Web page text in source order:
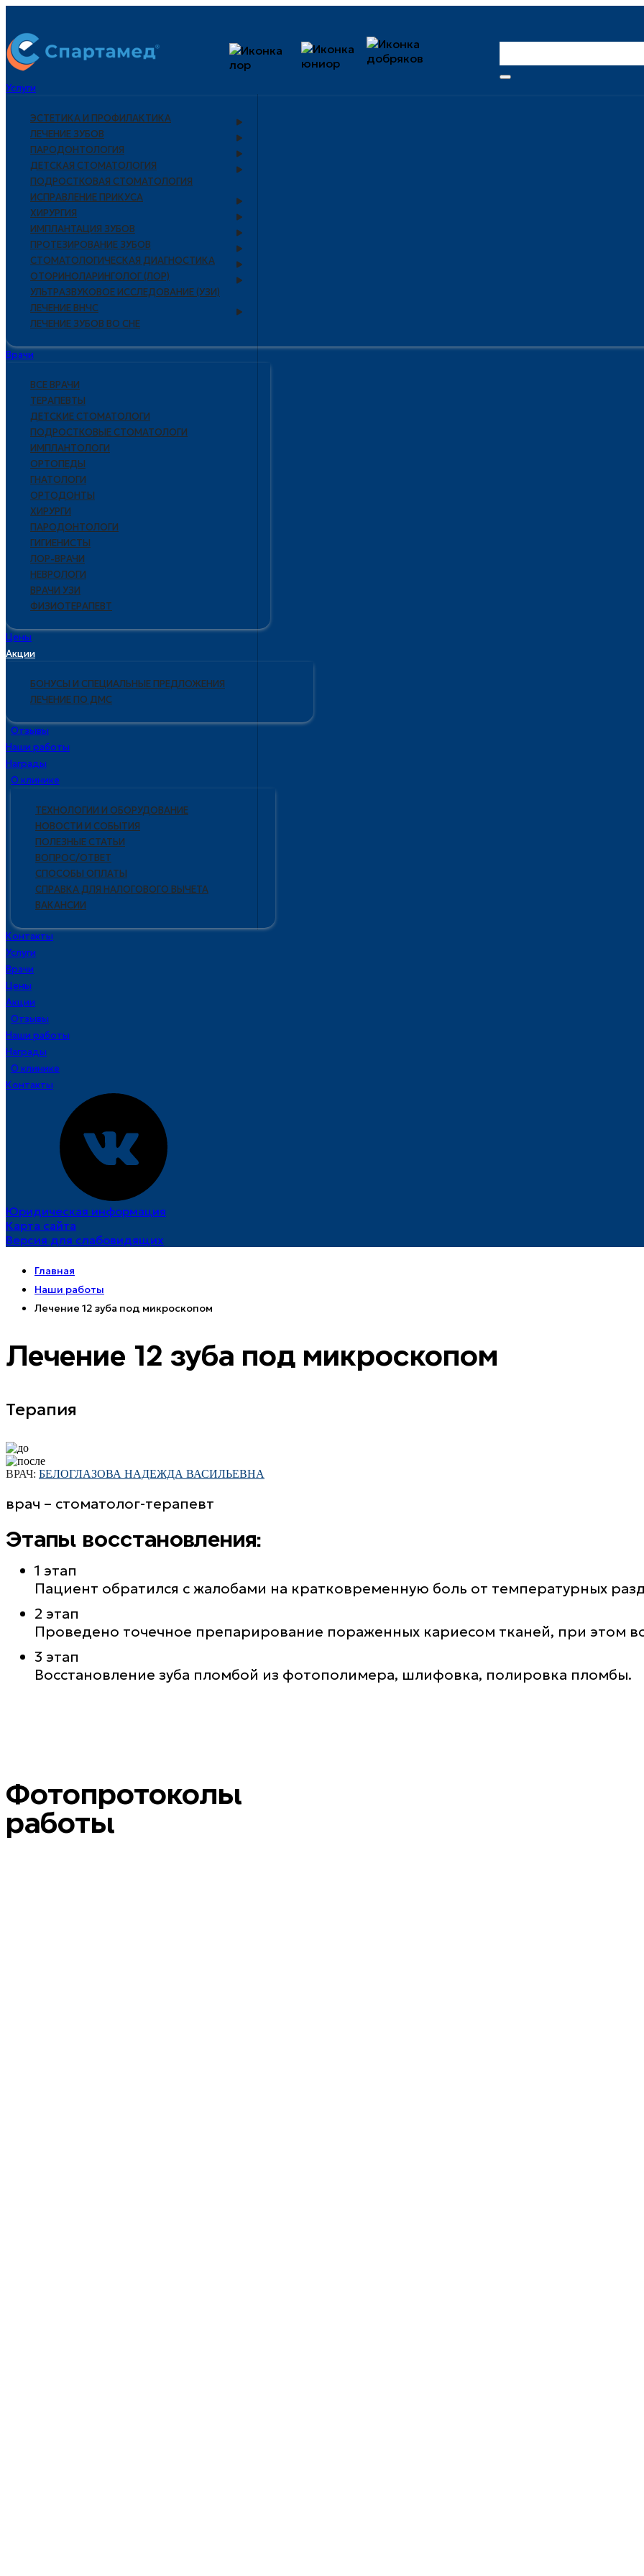
Услуги
ЭСТЕТИКА И ПРОФИЛАКТИКА
ЛЕЧЕНИЕ ЗУБОВ
ПАРОДОНТОЛОГИЯ
ДЕТСКАЯ СТОМАТОЛОГИЯ
ПОДРОСТКОВАЯ СТОМАТОЛОГИЯ
ИСПРАВЛЕНИЕ ПРИКУСА
ХИРУРГИЯ
ИМПЛАНТАЦИЯ ЗУБОВ
ПРОТЕЗИРОВАНИЕ ЗУБОВ
СТОМАТОЛОГИЧЕСКАЯ ДИАГНОСТИКА
ОТОРИНОЛАРИНГОЛОГ (ЛОР)
УЛЬТРАЗВУКОВОЕ ИССЛЕДОВАНИЕ (УЗИ)
ЛЕЧЕНИЕ ВНЧС
ЛЕЧЕНИЕ ЗУБОВ ВО СНЕ
Врачи
ВСЕ ВРАЧИ
ТЕРАПЕВТЫ
ДЕТСКИЕ СТОМАТОЛОГИ
ПОДРОСТКОВЫЕ СТОМАТОЛОГИ
ИМПЛАНТОЛОГИ
ОРТОПЕДЫ
ГНАТОЛОГИ
ОРТОДОНТЫ
ХИРУРГИ
ПАРОДОНТОЛОГИ
ГИГИЕНИСТЫ
ЛОР-ВРАЧИ
НЕВРОЛОГИ
ВРАЧИ УЗИ
ФИЗИОТЕРАПЕВТ
Цены
Акции
БОНУСЫ И СПЕЦИАЛЬНЫЕ ПРЕДЛОЖЕНИЯ
ЛЕЧЕНИЕ ПО ДМС
Отзывы
Наши работы
Награды
О клинике
ТЕХНОЛОГИИ И ОБОРУДОВАНИЕ
НОВОСТИ И СОБЫТИЯ
ПОЛЕЗНЫЕ СТАТЬИ
ВОПРОС/ОТВЕТ
СПОСОБЫ ОПЛАТЫ
СПРАВКА ДЛЯ НАЛОГОВОГО ВЫЧЕТА
ВАКАНСИИ
Контакты
Услуги
Врачи
Цены
Акции
Отзывы
Наши работы
Награды
О клинике
Контакты
Юридическая информация
Карта сайта
Версия для слабовидящих
Главная
Наши работы
Лечение 12 зуба под микроскопом
Лечение 12 зуба под микроскопом
Терапия
ВРАЧ: БЕЛОГЛАЗОВА НАДЕЖДА ВАСИЛЬЕВНА
врач – стоматолог-терапевт
Этапы восстановления:
1 этап
Пациент обратился с жалобами на кратковременную боль от температурных
2 этап
Проведено точечное препарирование пораженных кариесом тканей, при этом
3 этап
Восстановление зуба пломбой из фотополимера, шлифовка, полировка пломбы.
Фотопротоколы
работы